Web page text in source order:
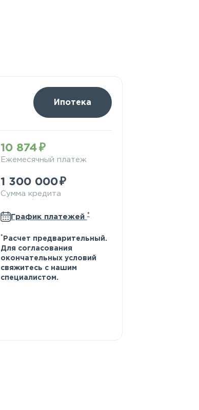
Ипотека
10 874
Ежемесячный платеж
1 300 000
Сумма кредита
График платежей*
* Расчет предварительный.
Для согласования
окончательных условий
свяжитесь с нашим
специалистом.